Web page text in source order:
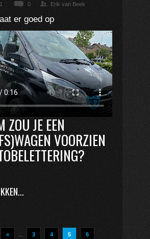
0 Erik van Beek
er goed op
ZOU JE EEN
VOORZIEN
« 3 4 5 6